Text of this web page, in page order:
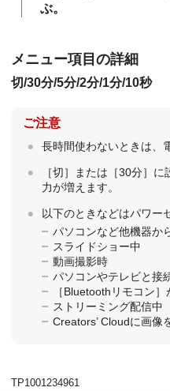
ぶ。
メニュー項目の詳細
切/30分/5分/2分/1分/10秒
ご注意
長時間使わないときは、
［切］ または ［30分］ に
力が増えます。
以下のときなどはパワー
パソコンなど他機器か
スライドショー中
動画撮影時
パソコンやテレビと接
［Bluetoothリモコン］
ストリーミング配信中
Creators’ Cloudに画像
TP1001234961